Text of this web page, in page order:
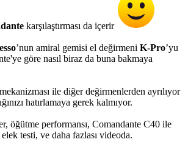
karşılaştırması da içerir
’nun amiral gemisi el değirmeni K-Pro’yu
göre nasıl biraz da buna bakmaya
ile diğer değirmenlerden ayrılıyor
hatırlamaya gerek kalmıyor.
öğütme performansı, Comandante C40 ile
elek testi, ve daha fazlası videoda.